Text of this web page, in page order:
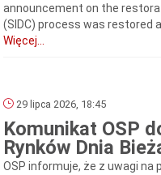
announcement on the
(SIDC) process was restored
Więcej...
29 lipca 2026, 18:45
Komunikat OSP
Rynków Dnia
OSP informuje, że z uwagi